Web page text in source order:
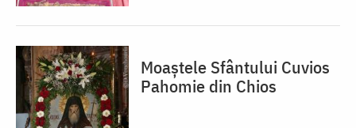
Moaștele Sfântului Cuvios
Pahomie din Chios